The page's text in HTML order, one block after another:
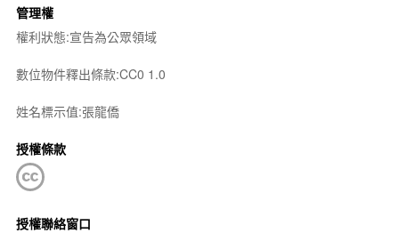
管理權
權利狀態:宣告為公眾領域
數位物件釋出條款:CC0 1.0
姓名標示值:張龍僑
授權條款
授權聯絡窗口